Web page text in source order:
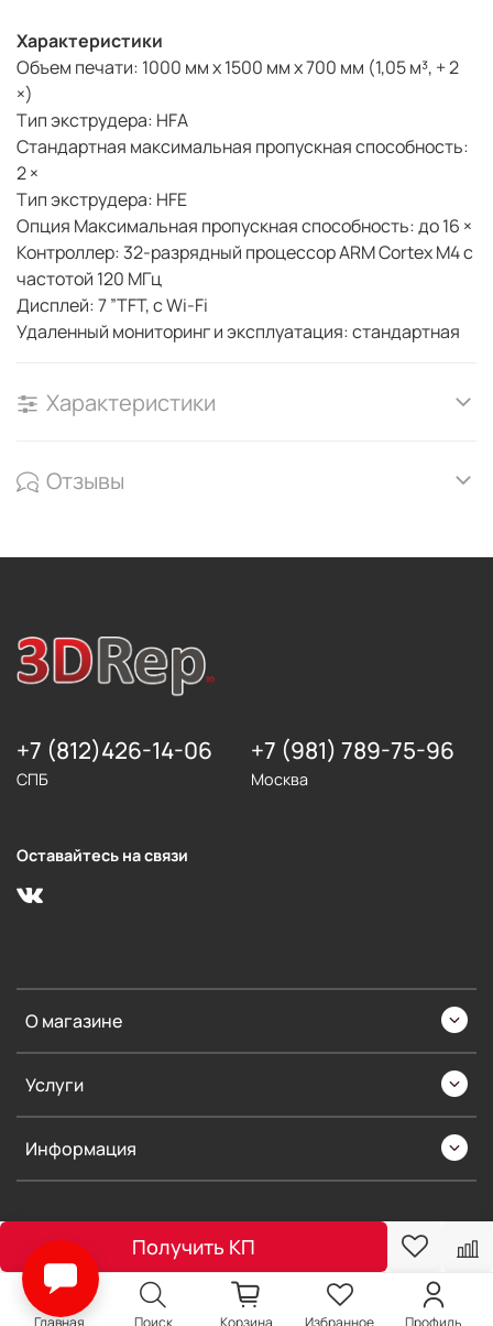
Получить КП
Характеристики
Объем печати: 1000 мм х 1500 мм х 700 мм (1,05 м³, + 2
×)
Тип экструдера: HFA
Стандартная максимальная пропускная способность:
2 ×
Тип экструдера: HFE
Опция Максимальная пропускная способность: до 16 ×
Контроллер: 32-разрядный процессор ARM Cortex M4 с
частотой 120 МГц
Дисплей: 7 ”TFT, с Wi-Fi
Удаленный мониторинг и эксплуатация: стандартная
Характеристики
Отзывы
О магазине
Услуги
Информация
+7 (812)426-14-06
СПБ
+7 (981) 789-75-96
Москва
Оставайтесь на связи
Главная Поиск Корзина Избранное Профиль